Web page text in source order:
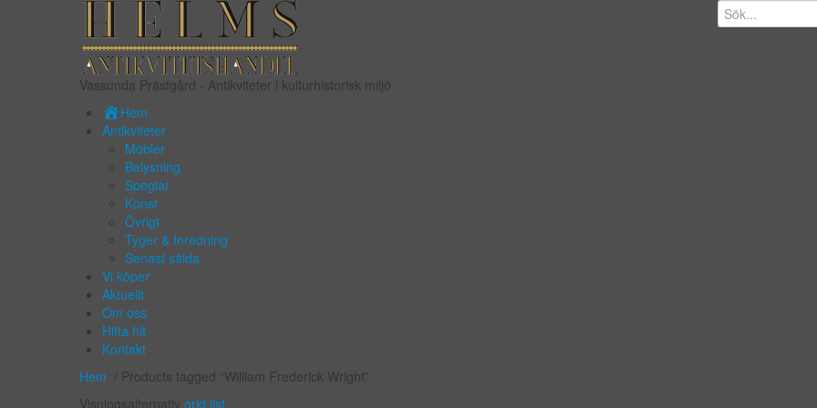
Vassunda Prästgård - Antikviteter i kulturhistorisk miljö
Hem
Antikviteter
Möbler
Belysning
Speglar
Konst
Övrigt
Tyger & Inredning
Senast sålda
Vi köper
Aktuellt
Om oss
Hitta hit
Kontakt
Hem / Products tagged “William Frederick Wright”
Visningsalternativ grid list